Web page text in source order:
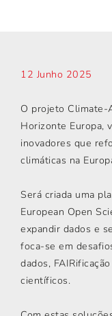
12 Junho 2025
O projeto Climate-
Horizonte Europa,
inovadores que
climáticas na
Será criada uma
European Open
expandir dados e
foca-se em
dados,
científicos.